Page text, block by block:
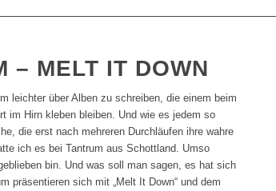
– MELT IT DOWN
leichter über Alben zu schreiben, die einem beim
im Hirn kleben bleiben. Und wie es jedem so
die erst nach mehreren Durchläufen ihre wahre
ich es bei Tantrum aus Schottland. Umso
bin. Und was soll man sagen, es hat sich
präsentieren sich mit „Melt It Down“ und dem